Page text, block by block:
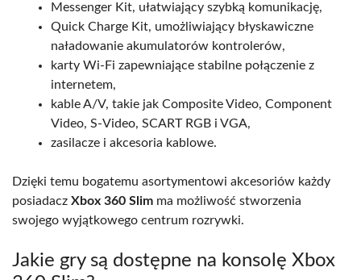
Messenger Kit, ułatwiający szybką komunikację,
Quick Charge Kit, umożliwiający błyskawiczne
naładowanie akumulatorów kontrolerów,
karty Wi-Fi zapewniające stabilne połączenie z
internetem,
kable A/V, takie jak Composite Video, Component
Video, S-Video, SCART RGB i VGA,
zasilacze i akcesoria kablowe.
Dzięki temu bogatemu asortymentowi akcesoriów każdy
posiadacz Xbox 360 Slim ma możliwość stworzenia
swojego wyjątkowego centrum rozrywki.
Jakie gry są dostępne na konsolę Xbox